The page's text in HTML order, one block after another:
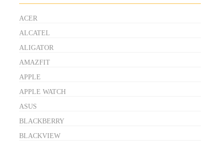
ACER
ALCATEL
ALIGATOR
AMAZFIT
APPLE
APPLE WATCH
ASUS
BLACKBERRY
BLACKVIEW